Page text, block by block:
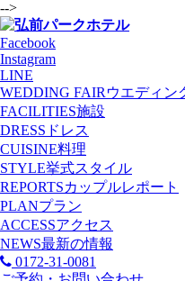
-->
Facebook
Instagram
LINE
WEDDING FAIR ウエディン
FACILITIES施設
DRESS ドレス
CUISINE料理
STYLE挙式スタイル
REPORTSカップルレポート
PLANプラン
ACCESSアクセス
NEWS最新の情報
0172-31-0081